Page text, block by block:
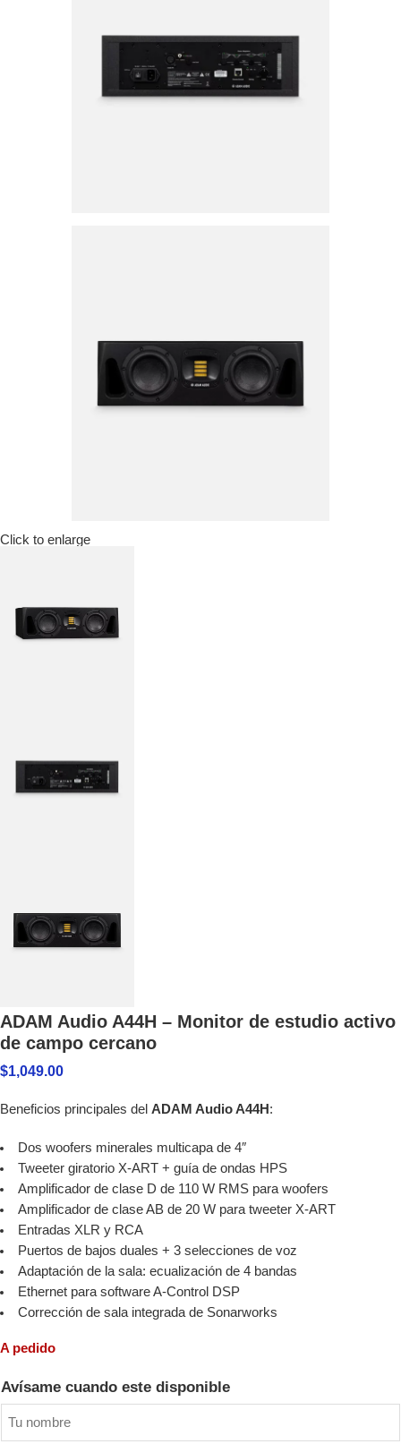
Click to enlarge
ADAM Audio A44H – Monitor de estudio activo
de campo cercano
$1,049.00
Beneficios principales del ADAM Audio A44H :
Dos woofers minerales multicapa de 4″
Tweeter giratorio X-ART + guía de ondas HPS
Amplificador de clase D de 110 W RMS para woofers
Amplificador de clase AB de 20 W para tweeter X-ART
Entradas XLR y RCA
Puertos de bajos duales + 3 selecciones de voz
Adaptación de la sala: ecualización de 4 bandas
Ethernet para software A-Control DSP
Corrección de sala integrada de Sonarworks
A pedido
Avísame cuando este disponible